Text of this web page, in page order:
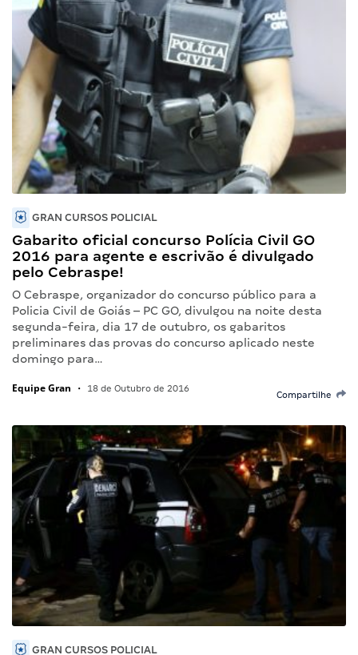
GRAN CURSOS POLICIAL
Gabarito oficial concurso Polícia Civil GO
2016 para agente e escrivão é divulgado
pelo Cebraspe!
O Cebraspe, organizador do concurso público para a
Policia Civil de Goiás – PC GO, divulgou na noite desta
segunda-feira, dia 17 de outubro, os gabaritos
preliminares das provas do concurso aplicado neste
domingo para…
Equipe Gran • 18 de Outubro de 2016
Compartilhe
GRAN CURSOS POLICIAL